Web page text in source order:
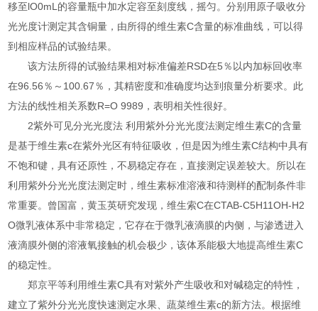
移至lO0mL的容量瓶中加水定容至刻度线，摇匀。分别用原子吸收分
光光度计测定其含铜量，由所得的维生素C含量的标准曲线，可以得
到相应样品的试验结果。
该方法所得的试验结果相对标准偏差RSD在5％以内加标回收率
在96.56％～100.67％，其精密度和准确度均达到痕量分析要求。此
方法的线性相关系数R=O 9989，表明相关性很好。
2紫外可见分光光度法 利用紫外分光光度法测定维生素C的含量
是基于维生素c在紫外光区有特征吸收，但是因为维生素C结构中具有
不饱和键，具有还原性，不易稳定存在，直接测定误差较大。所以在
利用紫外分光光度法测定时，维生素标准溶液和待测样的配制条件非
常重要。曾国富，黄玉英研究发现，维生索C在CTAB-C5H11OH-H2
O微乳液体系中非常稳定，它存在于微乳液滴膜的内侧，与渗透进入
液滴膜外侧的溶液氧接触的机会极少，该体系能极大地提高维生素C
的稳定性。
郑京平等利用维生素C具有对紫外产生吸收和对碱稳定的特性，
建立了紫外分光光度快速测定水果、蔬菜维生素c的新方法。根据维